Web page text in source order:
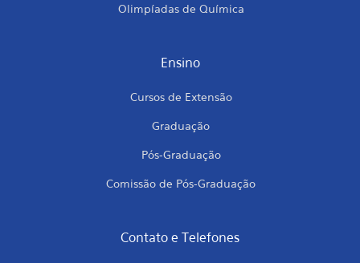
Olimpíadas de Química
Ensino
Cursos de Extensão
Graduação
Pós-Graduação
Comissão de Pós-Graduação
Contato e Telefones